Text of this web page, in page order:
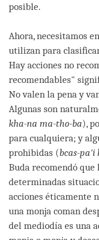
posible.
Ahora, necesitamos
utilizan para
Hay acciones no
recomendables"
No valen la pena y
Algunas son
kha-na ma-tho-ba),
para cualquiera; y
prohibidas (bcas-pa'i
Buda recomendó
determinadas
acciones éticamente
una monja coman
del mediodía es una